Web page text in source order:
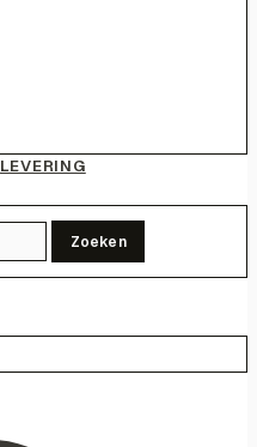
LEVERING
Zoeken